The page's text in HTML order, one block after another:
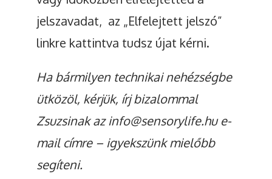
jelszavadat, az „Elfelejtett jelszó”
linkre kattintva tudsz újat kérni.
Ha bármilyen technikai nehézségbe
ütközöl, kérjük, írj bizalommal
Zsuzsinak az info@sensorylife.hu e-
mail címre – igyekszünk mielőbb
segíteni.